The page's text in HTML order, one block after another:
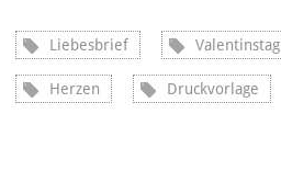
Liebesbrief Valentinstag
Herzen Druckvorlage